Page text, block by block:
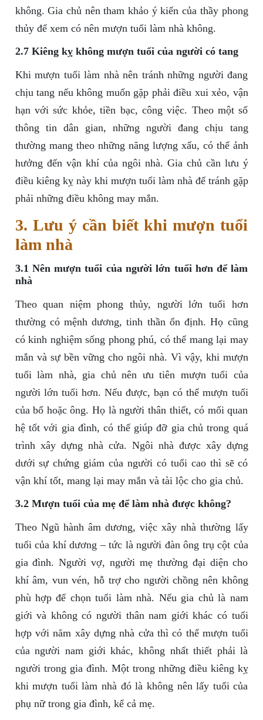
không. Gia chủ nên tham khảo ý kiến của thầy phong
thủy để xem có nên mượn tuổi làm nhà không.
2.7 Kiêng kỵ không mượn tuổi của người có tang
Khi mượn tuổi làm nhà nên tránh những người đang
chịu tang nếu không muốn gặp phải điều xui xẻo, vận
hạn với sức khỏe, tiền bạc, công việc. Theo một số
thông tin dân gian, những người đang chịu tang
thường mang theo những năng lượng xấu, có thể ảnh
hưởng đến vận khí của ngôi nhà. Gia chủ cần lưu ý
điều kiêng kỵ này khi mượn tuổi làm nhà để tránh gặp
phải những điều không may mắn.
3. Lưu ý cần biết khi mượn tuổi
làm nhà
3.1 Nên mượn tuổi của người lớn tuổi hơn để làm
nhà
Theo quan niệm phong thủy, người lớn tuổi hơn
thường có mệnh dương, tinh thần ổn định. Họ cũng
có kinh nghiệm sống phong phú, có thể mang lại may
mắn và sự bền vững cho ngôi nhà. Vì vậy, khi mượn
tuổi làm nhà, gia chủ nên ưu tiên mượn tuổi của
người lớn tuổi hơn. Nếu được, bạn có thể mượn tuổi
của bố hoặc ông. Họ là người thân thiết, có mối quan
hệ tốt với gia đình, có thể giúp đỡ gia chủ trong quá
trình xây dựng nhà cửa. Ngôi nhà được xây dựng
dưới sự chứng giám của người có tuổi cao thì sẽ có
vận khí tốt, mang lại may mắn và tài lộc cho gia chủ.
3.2 Mượn tuổi của mẹ để làm nhà được không?
Theo Ngũ hành âm dương, việc xây nhà thường lấy
tuổi của khí dương – tức là người đàn ông trụ cột của
gia đình. Người vợ, người mẹ thường đại diện cho
khí âm, vun vén, hỗ trợ cho người chồng nên không
phù hợp để chọn tuổi làm nhà. Nếu gia chủ là nam
giới và không có người thân nam giới khác có tuổi
hợp với năm xây dựng nhà cửa thì có thể mượn tuổi
của người nam giới khác, không nhất thiết phải là
người trong gia đình. Một trong những điều kiêng kỵ
khi mượn tuổi làm nhà đó là không nên lấy tuổi của
phụ nữ trong gia đình, kể cả mẹ.